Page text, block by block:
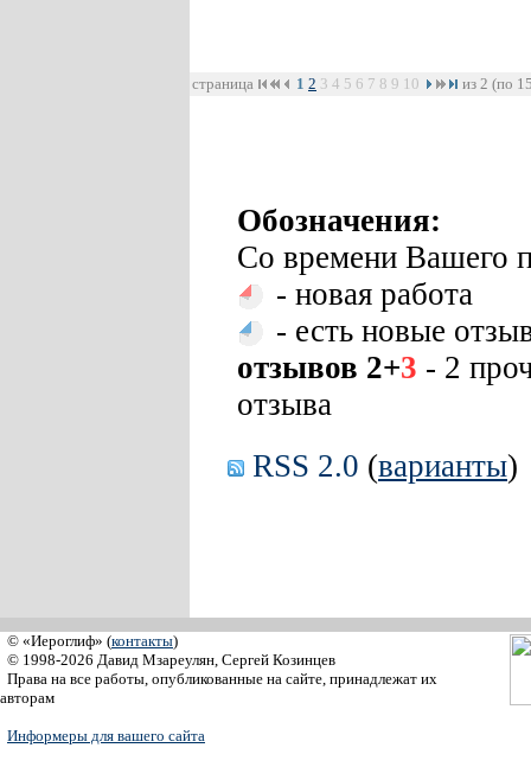
страница 1 2 3 4 5 6 7 8 9 10 из 2 (по
Обозначения:
Со времени Вашего
- новая работа
- есть новые
отзывов 2+3 - 2
отзыва
RSS 2.0 (варианты)
© «Иероглиф» (контакты)
© 1998-2026 Давид Мзареулян, Сергей Козинцев
Права на все работы, опубликованные на сайте, принадлежат их
авторам
Информеры для вашего сайта